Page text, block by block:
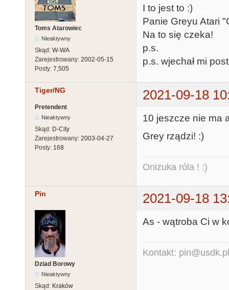
Toms Atarowiec
Nieaktywny
Skąd: W-WA
Zarejestrowany: 2002-05-15
Posty: 7,505
I to jest to :)
Panie Greyu Atari
Na to się czeka!
p.s.
p.s. wjechał mi
Tiger/NG 2021-09-18
Pretendent
Nieaktywny
Skąd: D-City
Zarejestrowany: 2003-04-27
Posty: 168
10 jeszcze nie ma
Grey rządzi! :)
Onizuka róla ! :)
Pin 2021-09-18
Dziad Borowy
Nieaktywny
Skąd: Kraków
As - wątroba Ci w
Kontakt: pin@usdk.pl